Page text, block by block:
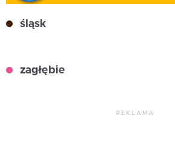
śląsk
zagłębie
REKLAMA